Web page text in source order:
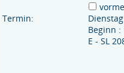
Termin:
Beginn :
E - SL